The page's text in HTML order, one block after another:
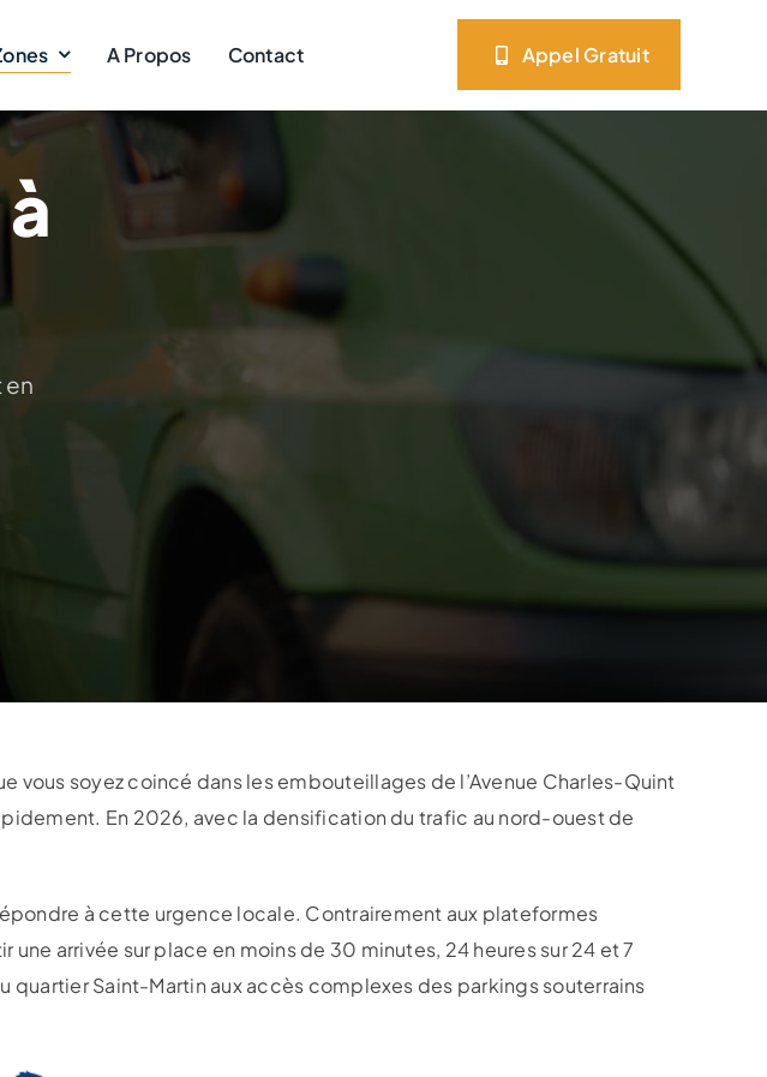
A Propos Contact Appel Gratuit
en
vous soyez coincé dans les embouteillages de l’Avenue Charles-Quint
En 2026, avec la densification du trafic au nord-ouest de
à cette urgence locale. Contrairement aux plateformes
arrivée sur place en moins de 30 minutes, 24 heures sur 24 et 7
quartier Saint-Martin aux accès complexes des parkings souterrains